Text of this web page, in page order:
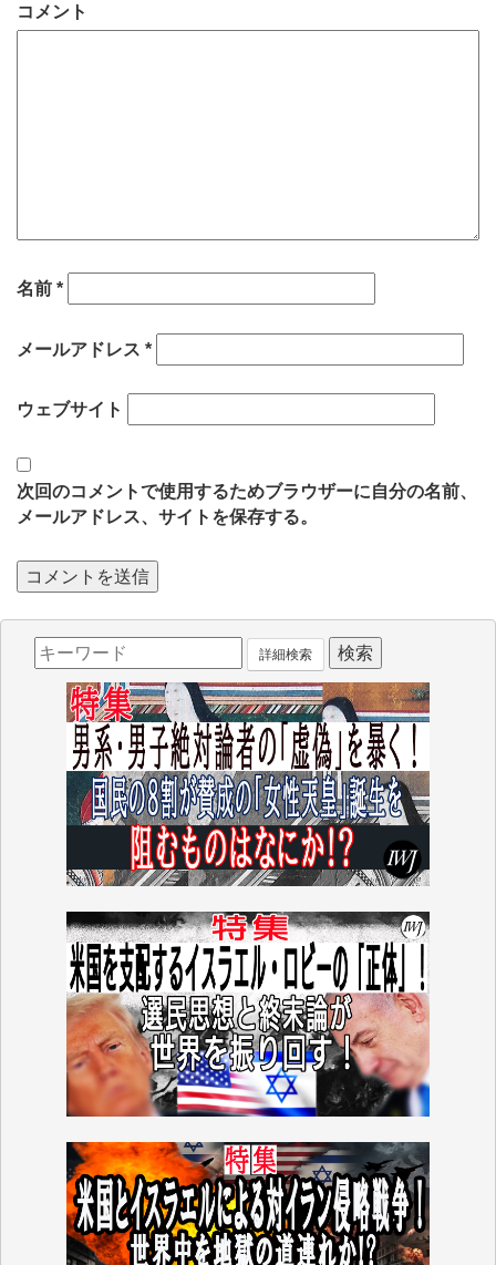
コメント
名前 *
メールアドレス *
ウェブサイト
次回のコメントで使用するためブラウザーに自分の名前、
メールアドレス、サイトを保存する。
詳細検索